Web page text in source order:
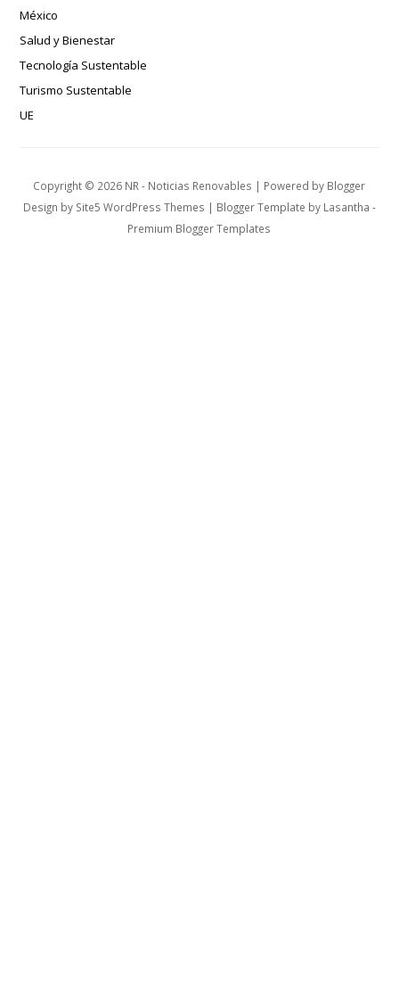
México
Salud y Bienestar
Tecnología Sustentable
Turismo Sustentable
UE
Copyright © 2026 NR - Noticias Renovables | Powered by Blogger
Design by Site5 WordPress Themes | Blogger Template by Lasantha -
Premium Blogger Templates